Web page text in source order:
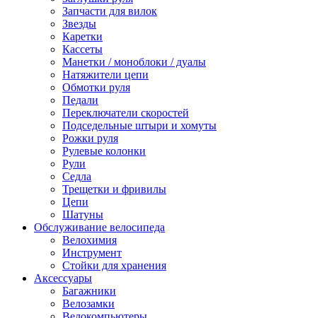
Запчасти для вилок
Звезды
Каретки
Кассеты
Манетки / моноблоки / дуалы
Натяжители цепи
Обмотки руля
Педали
Переключатели скоростей
Подседельные штыри и хомуты
Рожки руля
Рулевые колонки
Рули
Седла
Трещетки и фривилы
Цепи
Шатуны
Обслуживание велосипеда
Велохимия
Инструмент
Стойки для хранения
Аксессуары
Багажники
Велозамки